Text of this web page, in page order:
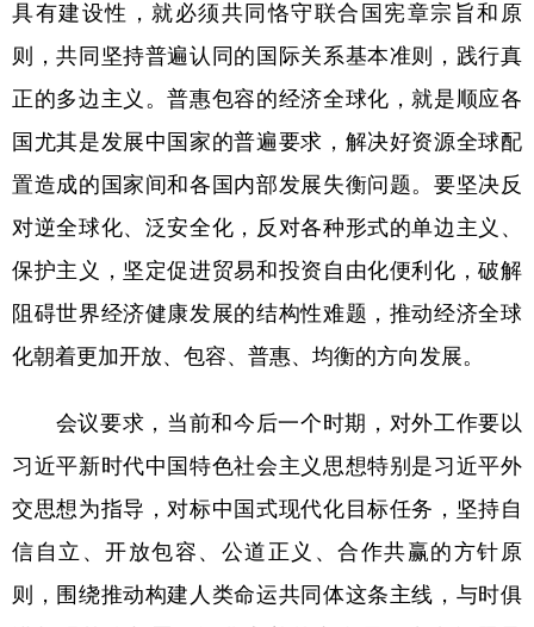
具有建设性，就必须共同恪守联合国宪章宗旨和原
则，共同坚持普遍认同的国际关系基本准则，践行真
正的多边主义。普惠包容的经济全球化，就是顺应各
国尤其是发展中国家的普遍要求，解决好资源全球配
置造成的国家间和各国内部发展失衡问题。要坚决反
对逆全球化、泛安全化，反对各种形式的单边主义、
保护主义，坚定促进贸易和投资自由化便利化，破解
阻碍世界经济健康发展的结构性难题，推动经济全球
化朝着更加开放、包容、普惠、均衡的方向发展。
会议要求，当前和今后一个时期，对外工作要以
习近平新时代中国特色社会主义思想特别是习近平外
交思想为指导，对标中国式现代化目标任务，坚持自
信自立、开放包容、公道正义、合作共赢的方针原
则，围绕推动构建人类命运共同体这条主线，与时俱